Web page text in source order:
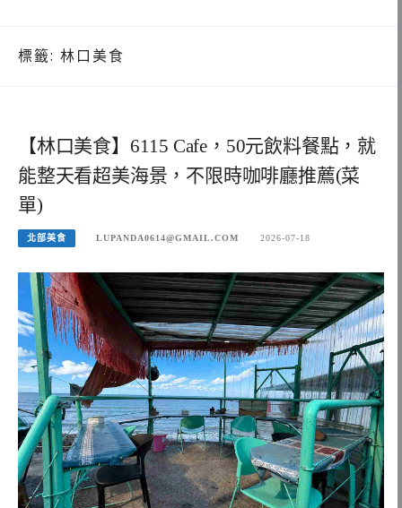
標籤: 林口美食
【林口美食】6115 Cafe，50元飲料餐點，就
能整天看超美海景，不限時咖啡廳推薦(菜
單)
北部美食 LUPANDA0614@GMAIL.COM 2026-07-18